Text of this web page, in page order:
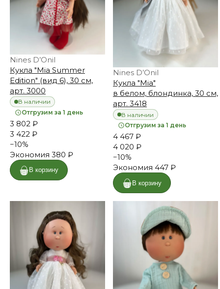
Nines D’Onil
Кукла "Mia Summer
Edition" (вид 6), 30 см,
арт. 3000
В наличии
Отгрузим за 1 день
3 802 ₽
3 422 ₽
−10%
Экономия 380 ₽
В корзину
Nines D’Onil
Кукла "Mia"
в белом, блондинка, 30 см,
арт. 3418
В наличии
Отгрузим за 1 день
4 467 ₽
4 020 ₽
−10%
Экономия 447 ₽
В корзину